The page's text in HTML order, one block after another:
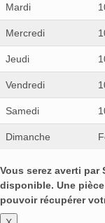
Mardi
Mercredi
Jeudi
Vendredi
Samedi
Dimanche
Vous serez averti par
disponible. Une
pouvoir récupérer